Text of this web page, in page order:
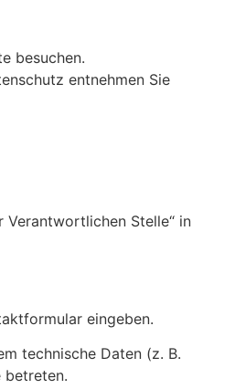
besuchen.
entnehmen Sie
Stelle“ in
eingeben.
technische Daten (z. B.
betreten.